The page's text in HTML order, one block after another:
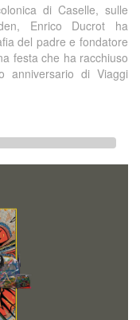
di Caselle, sulle
Enrico Ducrot ha
del padre e fondatore
festa che ha racchiuso
anniversario di Viaggi